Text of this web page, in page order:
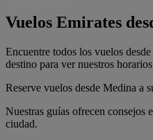
Vuelos Emirates
Encuentre todos los vuelos
destino para ver nuestros
Reserve vuelos desde Medina a
Nuestras guías ofrecen consejos
ciudad.